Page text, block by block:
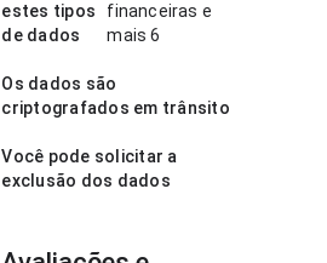
estes tipos
de dados
financeiras e
mais 6
Os dados são
criptografados em trânsito
Você pode solicitar a
exclusão dos dados